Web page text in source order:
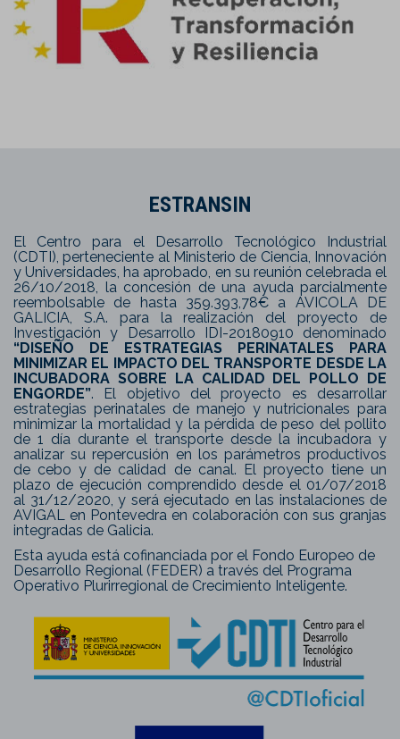
ESTRANSIN
El Centro para el Desarrollo Tecnológico Industrial
(CDTI), perteneciente al Ministerio de Ciencia, Innovación
y Universidades, ha aprobado, en su reunión celebrada el
26/10/2018, la concesión de una ayuda parcialmente
reembolsable de hasta 359.393,78€ a AVICOLA DE
GALICIA, S.A. para la realización del proyecto de
Investigación y Desarrollo IDI-20180910 denominado
“DISEÑO DE ESTRATEGIAS PERINATALES PARA
MINIMIZAR EL IMPACTO DEL TRANSPORTE DESDE LA
INCUBADORA SOBRE LA CALIDAD DEL POLLO DE
ENGORDE”. El objetivo del proyecto es desarrollar
estrategias perinatales de manejo y nutricionales para
minimizar la mortalidad y la pérdida de peso del pollito
de 1 día durante el transporte desde la incubadora y
analizar su repercusión en los parámetros productivos
de cebo y de calidad de canal. El proyecto tiene un
plazo de ejecución comprendido desde el 01/07/2018
al 31/12/2020, y será ejecutado en las instalaciones de
AVIGAL en Pontevedra en colaboración con sus granjas
integradas de Galicia.
Esta ayuda está cofinanciada por el Fondo Europeo de
Desarrollo Regional (FEDER) a través del Programa
Operativo Plurirregional de Crecimiento Inteligente.